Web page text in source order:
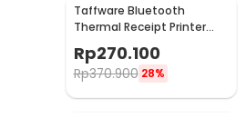
Taffware Bluetooth
Thermal Receipt Printer
Rp270.100
Rp370.900 28%